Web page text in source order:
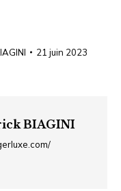
21 juin 2023
BIAGINI